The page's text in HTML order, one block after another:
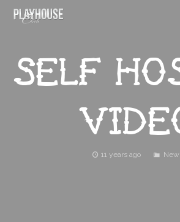
ABOUT
SELF
11 years ago